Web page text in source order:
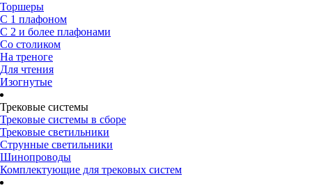
Торшеры
С 1 плафоном
С 2 и более плафонами
Со столиком
На треноге
Для чтения
Изогнутые
Трековые системы
Трековые системы в сборе
Трековые светильники
Струнные светильники
Шинопроводы
Комплектующие для трековых систем